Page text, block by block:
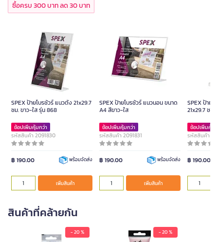
ซื้อครบ 300 บาท ลด 30 บาท
SPEX ป้ายโบรชัวร์ แนวตั้ง 21x29.7
ซม. ขาว-ใส รุ่น 868
ช้อปเพิ่มคุ้มกว่า
รหัสสินค้า 2091830
฿ 190.00 พร้อมจัดส่ง
เพิ่มสินค้า
SPEX ป้ายโบรชัวร์ แนวนอน ขนาด
A4 สีขาว-ใส
ช้อปเพิ่มคุ้มกว่า
รหัสสินค้า 2091831
฿ 190.00 พร้อมจัดส่ง
เพิ่มสินค้า
SPEX ป้าย
21x29.7 ซม.
ช้อปเพิ่มคุ้ม
รหัสสินค้า
฿ 190.00
สินค้าที่คล้ายกัน
- 20 % - 20 %